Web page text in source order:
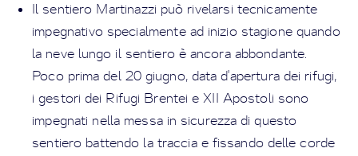
Il sentiero Martinazzi può rivelarsi tecnicamente
impegnativo specialmente ad inizio stagione quando
la neve lungo il sentiero è ancora abbondante.
Poco prima del 20 giugno, data d'apertura dei rifugi,
i gestori dei Rifugi Brentei e XII Apostoli sono
impegnati nella messa in sicurezza di questo
sentiero battendo la traccia e fissando delle corde